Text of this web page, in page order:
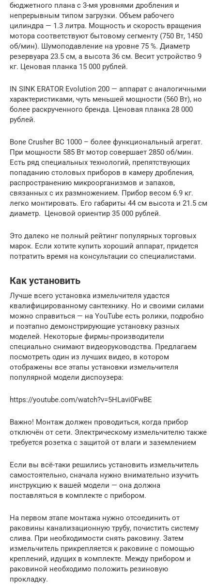
бюджетного плана с 3-мя уровнями дробления и
непрерывным типом загрузки. Объем рабочего
цилиндра — 1.3 литра. Мощность и скорость вращения
мотора соответствуют бытовому сегменту (750 Вт, 1450
об/мин). Шумоподавление на уровне 75 %. Диаметр
резервуара 23.5 см, а высота 36 см. Весит устройство 9
кг. Ценовая планка 15 000 рублей.
IN SINK ERATOR Evolution 200 — аппарат с аналогичными
характеристиками, чуть меньшей мощности (560 Вт), но
более раскрученного бренда. Ценовая планка 28 000
рублей.
Bone Crusher BC 1000 – более функциональный агрегат.
При мощности 585 Вт мотор совершает 2850 об/мин.
Есть ряд специальных технологий, препятствующих
попаданию столовых приборов в камеру дробления,
распространению микроорганизмов и запахов,
связанных с их размножением. Прибор весом 6.9 кг.
легко монтировать. Его габариты 44 см высота и 21.5 см
диаметр. Ценовой ориентир 35 000 рублей.
Это далеко не полный рейтинг популярных торговых
марок. Если хотите купить хороший аппарат, придется
потратить время на консультации со специалистами.
Как установить
Лучше всего установка измельчителя удастся
квалифицированному сантехнику. Но и своими силами
можно справиться — на YouTube есть ролики, подробно
и поэтапно демонстрирующие установку разных
моделей. Некоторые фирмы-производители
специально снимают видеоруководства. Предлагаем
посмотреть один из лучших видео, в котором
отображены все этапы установки измельчителя
популярной модели диспоузера:
https://youtube.com/watch?v=5HLavi0FwBE
Важно! Монтаж должен проводиться, когда прибор
отключён от сети. Электрическому измельчителю также
требуется розетка с защитой от влаги и заземлением
Если вы всё-таки решились установить измельчитель
самостоятельно, сначала нужно внимательно изучить
инструкцию к вашей модели — она должна
поставляться в комплекте с прибором.
На первом этапе монтажа нужно отсоединить от
раковины канализационную трубу, почистить систему
слива. При необходимости снять раковину. Затем
измельчитель прикрепляется к раковине с помощью
креплений, идущих в комплекте. Между прибором и
раковиной необходимо положить резиновую
прокладку.